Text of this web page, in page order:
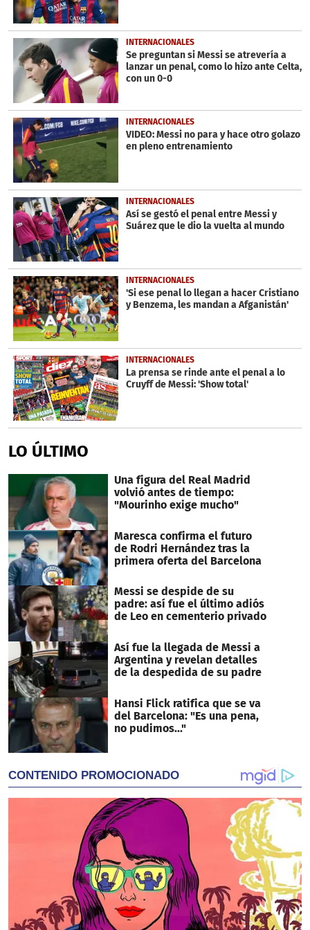
INTERNACIONALES
Se preguntan si Messi se atrevería a
lanzar un penal, como lo hizo ante Celta,
con un 0-0
INTERNACIONALES
VIDEO: Messi no para y hace otro golazo
en pleno entrenamiento
INTERNACIONALES
Así se gestó el penal entre Messi y
Suárez que le dio la vuelta al mundo
INTERNACIONALES
'Si ese penal lo llegan a hacer Cristiano
y Benzema, les mandan a Afganistán'
INTERNACIONALES
La prensa se rinde ante el penal a lo
Cruyff de Messi: 'Show total'
LO ÚLTIMO
Una figura del Real Madrid
volvió antes de tiempo:
"Mourinho exige mucho"
Maresca confirma el futuro
de Rodri Hernández tras la
primera oferta del Barcelona
Messi se despide de su
padre: así fue el último adiós
de Leo en cementerio privado
Así fue la llegada de Messi a
Argentina y revelan detalles
de la despedida de su padre
Hansi Flick ratifica que se va
del Barcelona: "Es una pena,
no pudimos..."